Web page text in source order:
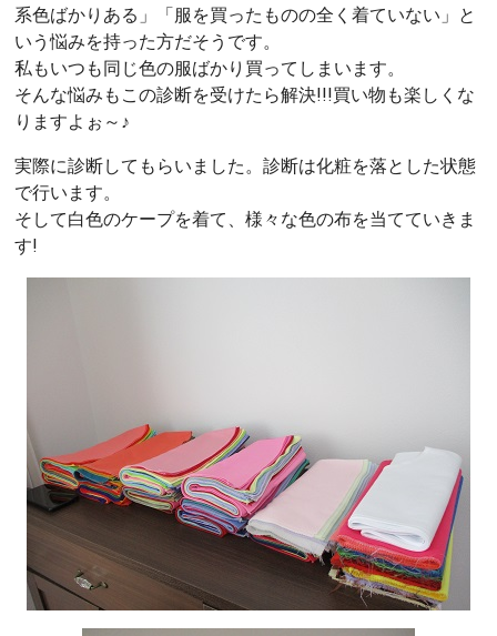
系色ばかりある」「服を買ったものの全く着ていない」と
いう悩みを持った方だそうです。
私もいつも同じ色の服ばかり買ってしまいます。
そんな悩みもこの診断を受けたら解決!!!買い物も楽しくな
りますよぉ～♪
実際に診断してもらいました。診断は化粧を落とした状態
で行います。
そして白色のケープを着て、様々な色の布を当てていきま
す!